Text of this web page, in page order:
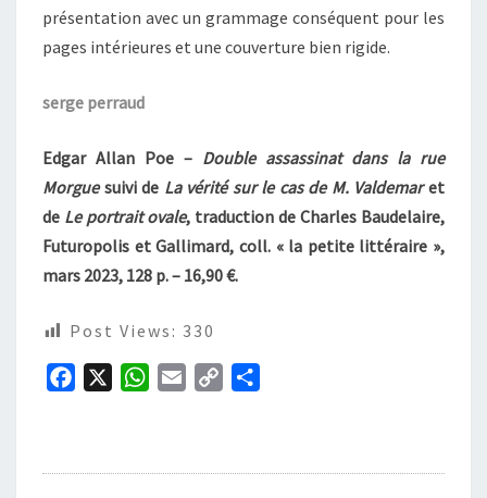
présentation avec un grammage conséquent pour les
pages intérieures et une couverture bien rigide.
serge perraud
Edgar Allan Poe – Double assassinat dans la rue
Morguesuivi de La vérité sur le cas de M. Valdemaret
de Le portrait ovale, traduction de Charles Baudelaire,
Futuropolis et Gallimard, coll. « la petite littéraire »,
mars 2023, 128 p. – 16,90 €.
Post Views: 330
W